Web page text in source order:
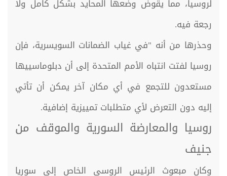
لروسيا، مما يقوض وضعها المحايد بشكل كامل ولا
رجعة فيه.
وحذرها من أنه "في غياب الضمانات السويسرية، فإن
روسيا لفتت انتباه الأمم المتحدة إلى أن دبلوماسييها
مستعدون للتجمع في أي مكان آخر يمكن أن تأتي
إليه دون التعرض لأي متطلبات تمييزية إضافية.
روسيا والمعارضة السورية والموقف من
جنيف
وكان مبعوث الرئيس الروسي الخاص إلى سوريا